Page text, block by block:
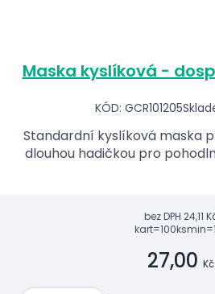
Maska kyslíková -
KÓD: GCR101205
Standardní kyslíková maska
dlouhou hadičkou pro
bez DPH 24,11
kart=100ks
27,00 Kč